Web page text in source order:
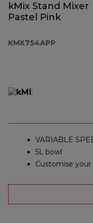
kMix Stand Mixer
Pastel Pink
KMX754APP
VARIABLE
5L bowl
Customise your